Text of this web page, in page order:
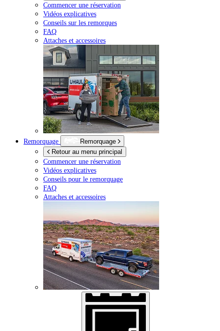
Commencer une réservation
Vidéos explicatives
Conseils sur les remorques
FAQ
Attaches et accessoires
Remorquage
Remorquage
Retour au menu principal
Commencer une réservation
Vidéos explicatives
Conseils pour le remorquage
FAQ
Attaches et accessoires